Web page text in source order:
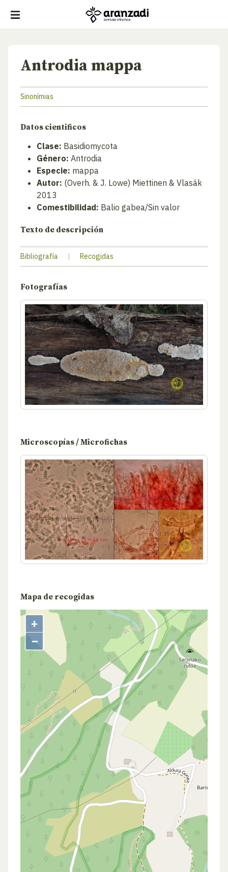
Antrodia mappa
Sinonímias
Datos cientificos
Clase: Basidiomycota
Género: Antrodia
Especie: mappa
Autor: (Overh. & J. Lowe) Miettinen & Vlasák
2013
Comestibilidad: Balio gabea/Sin valor
Texto de descripción
Bibliografía | Recogidas
Fotografías
Microscopías / Microfichas
Mapa de recogidas
+
−